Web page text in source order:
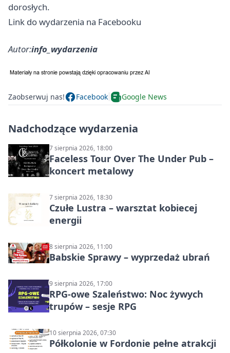
dorosłych.
Link do wydarzenia na Facebooku
Autor:info_wydarzenia
Zaobserwuj nas! Facebook Google News
Nadchodzące wydarzenia
7 sierpnia 2026, 18:00
Faceless Tour Over The Under Pub –
koncert metalowy
7 sierpnia 2026, 18:30
Czułe Lustra – warsztat kobiecej
energii
8 sierpnia 2026, 11:00
Babskie Sprawy – wyprzedaż ubrań
9 sierpnia 2026, 17:00
RPG-owe Szaleństwo: Noc żywych
trupów – sesje RPG
10 sierpnia 2026, 07:30
Półkolonie w Fordonie pełne atrakcji